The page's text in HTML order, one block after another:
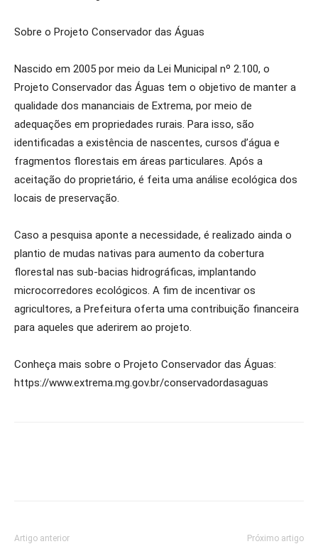
Sobre o Projeto Conservador das Águas
Nascido em 2005 por meio da Lei Municipal nº 2.100, o
Projeto Conservador das Águas tem o objetivo de manter a
qualidade dos mananciais de Extrema, por meio de
adequações em propriedades rurais. Para isso, são
identificadas a existência de nascentes, cursos d’água e
fragmentos florestais em áreas particulares. Após a
aceitação do proprietário, é feita uma análise ecológica dos
locais de preservação.
Caso a pesquisa aponte a necessidade, é realizado ainda o
plantio de mudas nativas para aumento da cobertura
florestal nas sub-bacias hidrográficas, implantando
microcorredores ecológicos. A fim de incentivar os
agricultores, a Prefeitura oferta uma contribuição financeira
para aqueles que aderirem ao projeto.
Conheça mais sobre o Projeto Conservador das Águas:
https://www.extrema.mg.gov.br/conservadordasaguas
Artigo anterior Próximo artigo